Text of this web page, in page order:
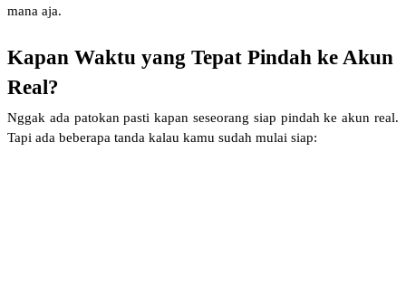
mana aja.
Kapan Waktu yang Tepat Pindah ke Akun
Real?
Nggak ada patokan pasti kapan seseorang siap pindah ke akun real.
Tapi ada beberapa tanda kalau kamu sudah mulai siap: